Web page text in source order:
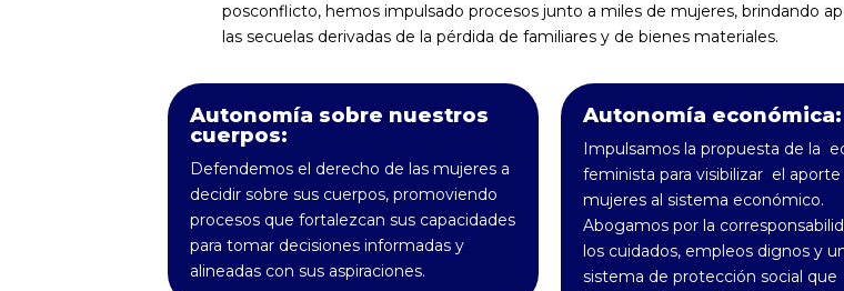
posconflicto, hemos impulsado procesos junto a miles de mujeres, brindando
las secuelas derivadas de la pérdida de familiares y de bienes materiales.
Autonomía sobre nuestros
cuerpos:
Defendemos el derecho de las mujeres a
decidir sobre sus cuerpos, promoviendo
procesos que fortalezcan sus capacidades
para tomar decisiones informadas y
alineadas con sus aspiraciones.
Autonomía económica:
Impulsamos la propuesta de la
feminista para visibilizar el aporte
mujeres al sistema económico.
Abogamos por la
los cuidados, empleos dignos y
sistema de protección social que